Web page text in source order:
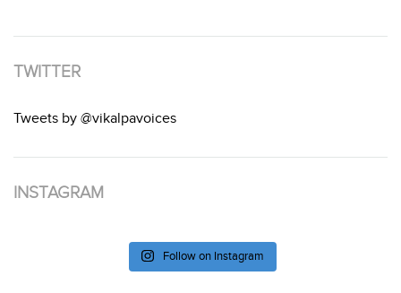
TWITTER
Tweets by @vikalpavoices
INSTAGRAM
Follow on Instagram